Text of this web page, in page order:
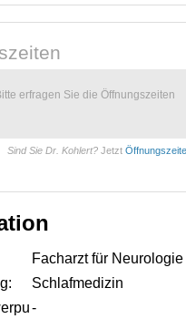
erfragen Sie die Öffnungszeiten
Sind Sie Dr. Kohlert? Jetzt
Facharzt für Neurologie
Schlafmedizin
-